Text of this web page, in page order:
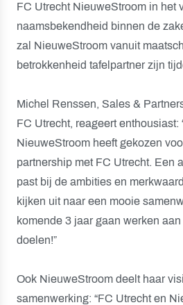
FC Utrecht NieuweStroom in het
naamsbekendheid binnen de
zal NieuweStroom vanuit
betrokkenheid tafelpartner zijn
Michel Renssen, Sales &
FC Utrecht, reageert enthousiast:
NieuweStroom heeft gekozen
partnership met FC Utrecht. Een
past bij de ambities en
kijken uit naar een mooie
komende 3 jaar gaan werken
doelen!”
Ook NieuweStroom deelt haar
samenwerking: “FC Utrecht en